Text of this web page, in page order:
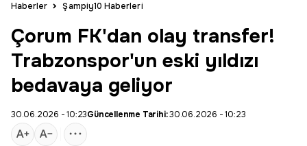
Haberler Şampiy10 Haberleri
Çorum FK'dan olay transfer!
Trabzonspor'un eski yıldızı
bedavaya geliyor
30.06.2026 - 10:23Güncellenme Tarihi:30.06.2026 - 10:23